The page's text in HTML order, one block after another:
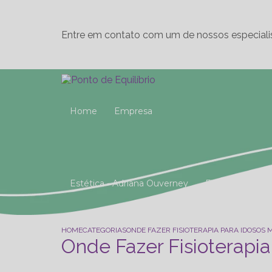
Entre em contato com um de nossos
Home Empresa
Estética - Adriana Ouverney Fisioterapia
HOMECATEGORIASONDE FAZER FISIOTERAPIA PARA IDOSOS
Onde Fazer